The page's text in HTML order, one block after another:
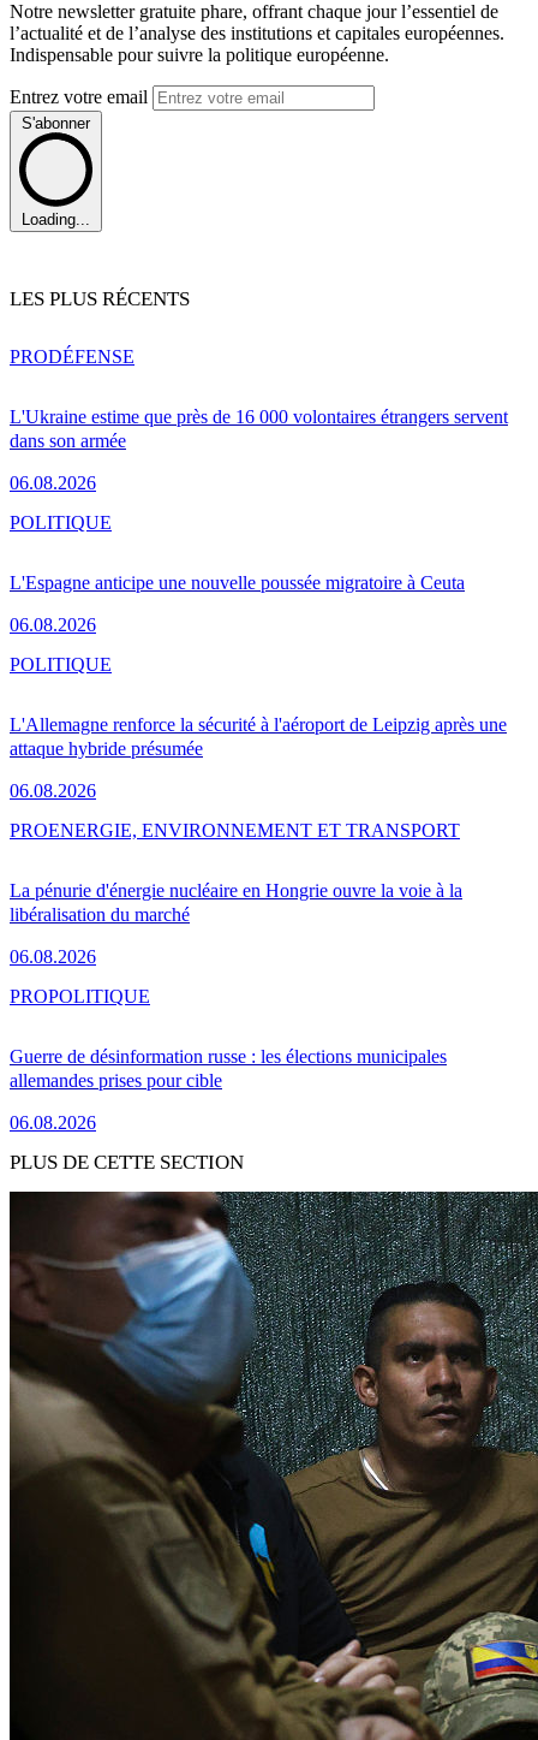
Notre newsletter gratuite phare, offrant chaque jour l’essentiel de
l’actualité et de l’analyse des institutions et capitales européennes.
Indispensable pour suivre la politique européenne.
Entrez votre email
S'abonner
Loading...
LES PLUS RÉCENTS
L'Ukraine estime que près de 16 000 volontaires étrangers servent
dans son armée
06.08.2026
PRODÉFENSE
L'Espagne anticipe une nouvelle poussée migratoire à Ceuta
06.08.2026
POLITIQUE
L'Allemagne renforce la sécurité à l'aéroport de Leipzig après une
attaque hybride présumée
06.08.2026
POLITIQUE
La pénurie d'énergie nucléaire en Hongrie ouvre la voie à la
libéralisation du marché
06.08.2026
PROENERGIE, ENVIRONNEMENT ET TRANSPORT
Guerre de désinformation russe : les élections municipales
allemandes prises pour cible
06.08.2026
PROPOLITIQUE
PLUS DE CETTE SECTION